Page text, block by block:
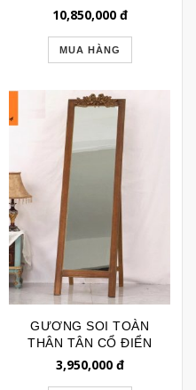
KHẮC HỌA TIẾT CON
10,850,000đ
MUA HÀNG
GƯƠNG SOI TOÀN
THÂN TÂN CỔ ĐIỂN
CAO CẤP CÓ CHÂN
3,950,000đ